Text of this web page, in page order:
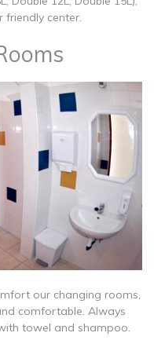
center.
our changing rooms,
comfortable. Always
towel and shampoo.